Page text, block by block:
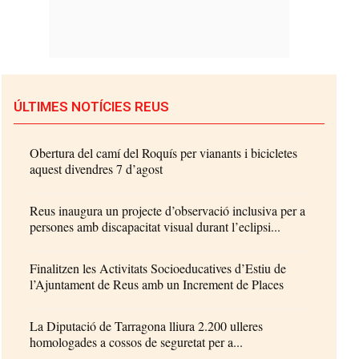
ÚLTIMES NOTÍCIES REUS
Obertura del camí del Roquís per vianants i bicicletes
aquest divendres 7 d’agost
Reus inaugura un projecte d’observació inclusiva per a
persones amb discapacitat visual durant l’eclipsi...
Finalitzen les Activitats Socioeducatives d’Estiu de
l’Ajuntament de Reus amb un Increment de Places
La Diputació de Tarragona lliura 2.200 ulleres
homologades a cossos de seguretat per a...